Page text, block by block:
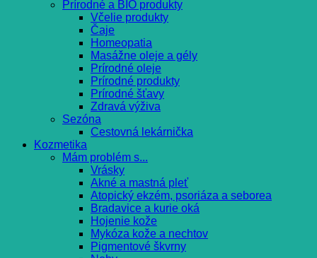
Prírodné a BIO produkty
Včelie produkty
Čaje
Homeopatia
Masážne oleje a gély
Prírodné oleje
Prírodné produkty
Prírodné šťavy
Zdravá výživa
Sezóna
Cestovná lekárnička
Kozmetika
Mám problém s...
Vrásky
Akné a mastná pleť
Atopický ekzém, psoriáza a seborea
Bradavice a kurie oká
Hojenie kože
Mykóza kože a nechtov
Pigmentové škvrny